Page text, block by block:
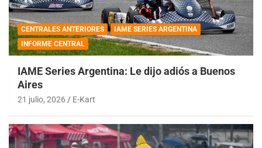
CENTRALES ANTERIORES
IAME SERIES ARGENTINA
INFORME CENTRAL
IAME Series Argentina: Le dijo adiós a Buenos
Aires
21 julio, 2026 E-Kart